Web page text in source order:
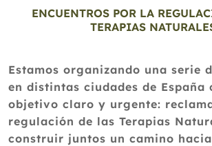
ENCUENTROS POR LA
TERAPIAS
Estamos organizando una serie
en distintas ciudades de España
objetivo claro y urgente:
regulación de las Terapias
construir juntos un camino